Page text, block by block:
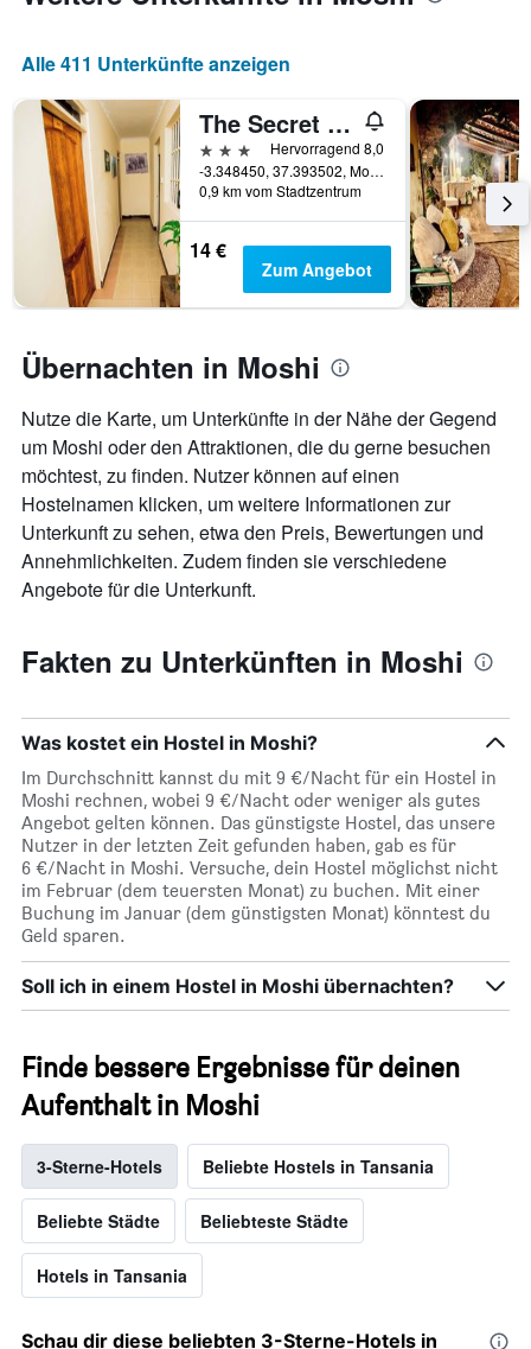
Alle 411 Unterkünfte anzeigen
The Secret Garden Hotel Moshi
3 Sterne
Hervorragend 8,0
-3.348450, 37.393502, Moshi, Tansania
0,9 km vom Stadtzentrum
14 €
Zum Angebot
Übernachten in Moshi
Nutze die Karte, um Unterkünfte in der Nähe der Gegend
um Moshi oder den Attraktionen, die du gerne besuchen
möchtest, zu finden. Nutzer können auf einen
Hostelnamen klicken, um weitere Informationen zur
Unterkunft zu sehen, etwa den Preis, Bewertungen und
Annehmlichkeiten. Zudem finden sie verschiedene
Angebote für die Unterkunft.
Fakten zu Unterkünften in Moshi
Was kostet ein Hostel in Moshi?
Im Durchschnitt kannst du mit 9 €/Nacht für ein Hostel in
Moshi rechnen, wobei 9 €/Nacht oder weniger als gutes
Angebot gelten können. Das günstigste Hostel, das unsere
Nutzer in der letzten Zeit gefunden haben, gab es für
6 €/Nacht in Moshi. Versuche, dein Hostel möglichst nicht
im Februar (dem teuersten Monat) zu buchen. Mit einer
Buchung im Januar (dem günstigsten Monat) könntest du
Geld sparen.
Soll ich in einem Hostel in Moshi übernachten?
Finde bessere Ergebnisse für deinen
Aufenthalt in Moshi
3-Sterne-Hotels Beliebte Hostels in Tansania
Beliebte Städte Beliebteste Städte
Hotels in Tansania
Schau dir diese beliebten 3-Sterne-Hotels in